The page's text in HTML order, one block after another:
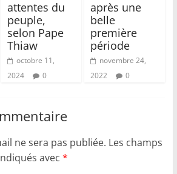
attentes du
peuple,
selon Pape
Thiaw
octobre 11,
2024
0
après une
belle
première
période
novembre 24,
2022
0
ne sera pas publiée. Les champs
avec *